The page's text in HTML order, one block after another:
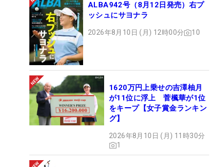
ALBA942号（8月12日発売）右プ
ッシュにサヨナラ
2026年8月10日 (月) 12時00分 10
1620万円上乗せの吉澤柚月
が11位に浮上 菅楓華が1位
をキープ【女子賞金ランキン
グ】
2026年8月10日 (月) 11時30分
1